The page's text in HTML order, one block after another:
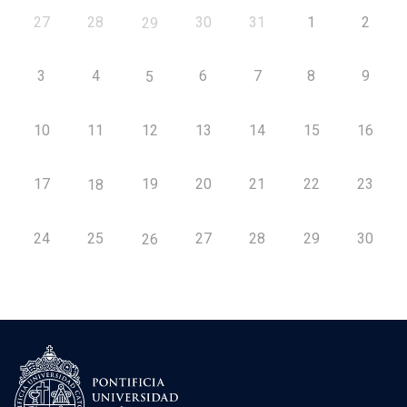
27 28 29 30 31 1 2
3 4 5 6 7 8 9
10 11 12 13 14 15 16
17 18 19 20 21 22 23
24 25 26 27 28 29 30